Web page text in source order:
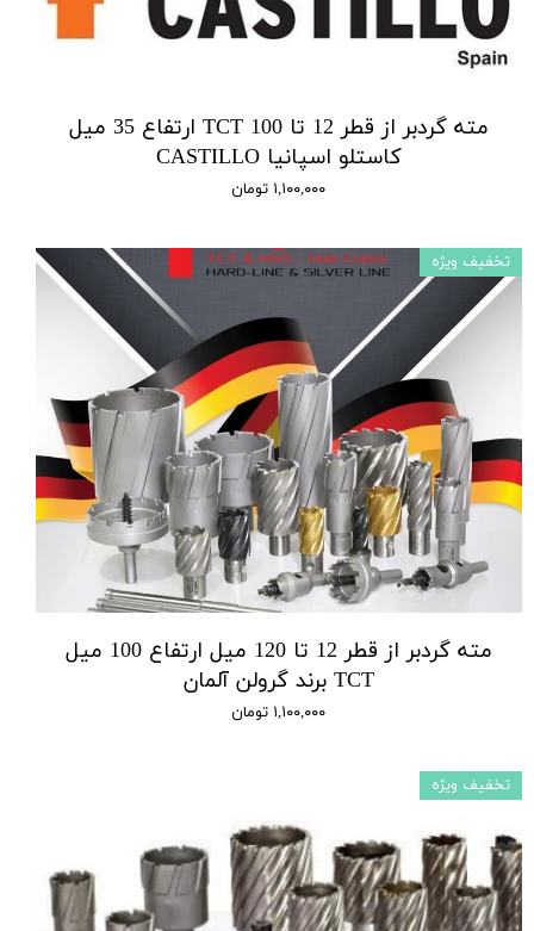
مته گردبر از قطر 12 تا 100 TCT ارتفاع 35 میل
کاستلو اسپانیا CASTILLO
۱,۱۰۰,۰۰۰ تومان
مته گردبر از قطر 12 تا 120 میل ارتفاع 100 میل
TCT برند گرولن آلمان
۱,۱۰۰,۰۰۰ تومان
تخفیف ویژه
تخفیف ویژه